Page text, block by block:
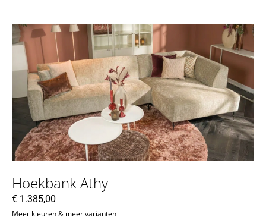
Hoekbank Athy
€ 1.385,00
Meer kleuren & meer varianten